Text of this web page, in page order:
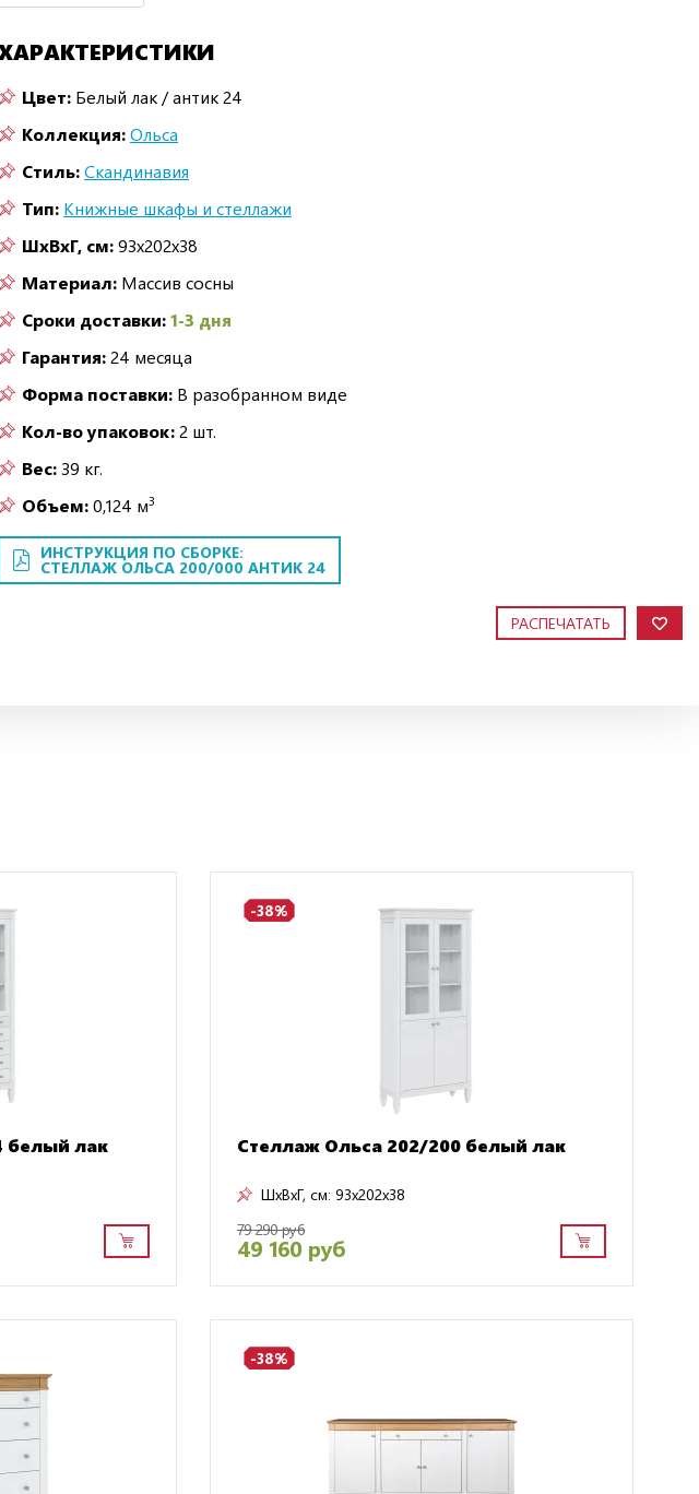
Цвет: Белый лак / антик 24
Коллекция:Ольса
Стиль:Скандинавия
Тип: Книжные шкафы и стеллажи
ШxВxГ, см:93x202x38
Материал: Массив сосны
Сроки доставки:1-3 дня
Гарантия:24 месяца
Форма поставки: В разобранном виде
Кол-во упаковок:2 шт.
Вес:39 кг.
Объем:0,124 м3
ИНСТРУКЦИЯ ПО СБОРКЕ:
СТЕЛЛАЖ ОЛЬСА 200/000 АНТИК 24
РАСПЕЧАТАТЬ
белый лак
-38%
Стеллаж Ольса 202/200 белый лак
ШxВxГ, см: 93x202x38
79 290 руб
49 160 руб
-38%